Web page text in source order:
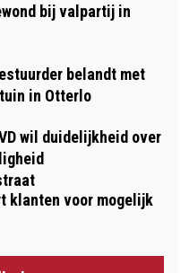
bij valpartij in
belandt met
in Otterlo
wil duidelijkheid over
klanten voor mogelijk